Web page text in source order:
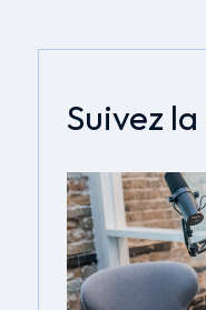
Suivez la